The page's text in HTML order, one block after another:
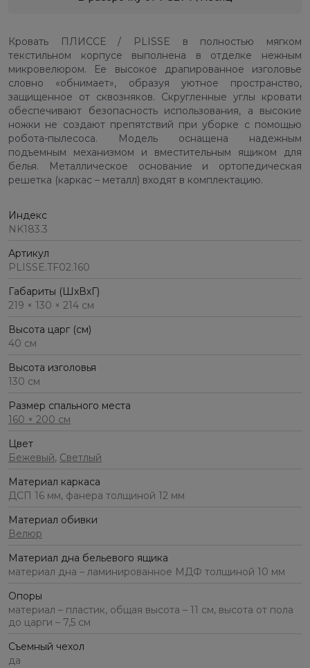
Кровать ПЛИССЕ / PLISSE в полностью мягком
текстильном корпусе выполнена в отделке нежным
микровелюром. Ее высокое драпированное изголовье
словно «обнимает», образуя уютное пространство,
защищенное от сквозняков. Скругленные углы кровати
обеспечивают безопасность использования, а высокие
ножки не создают препятствий при уборке с помощью
робота-пылесоса. Модель оснащена надежным
подъемным механизмом и вместительным ящиком для
белья. Металлическое основание и ортопедическая
решетка (каркас – металл) входят в комплектацию.
Индекс
NK183.3
Артикул
PLISSE.TF02.160
Габариты (ШхВхГ)
219 × 130 × 214 см
Высота царг (см)
40 см
Высота изголовья
130 см
Размер спального места
160 × 200 см
Цвет
Бежевый, Светлый
Материал каркаса
ДСП 16 мм, фанера толщиной 12 мм
Материал обивки
Велюр
Материал дна бельевого ящика
материал дна – ламинированное МДФ толщиной 10 мм
Опоры
материал – пластик, общая высота – 11 см, высота от пола
до царги – 7,5 см
Съемный чехол
да